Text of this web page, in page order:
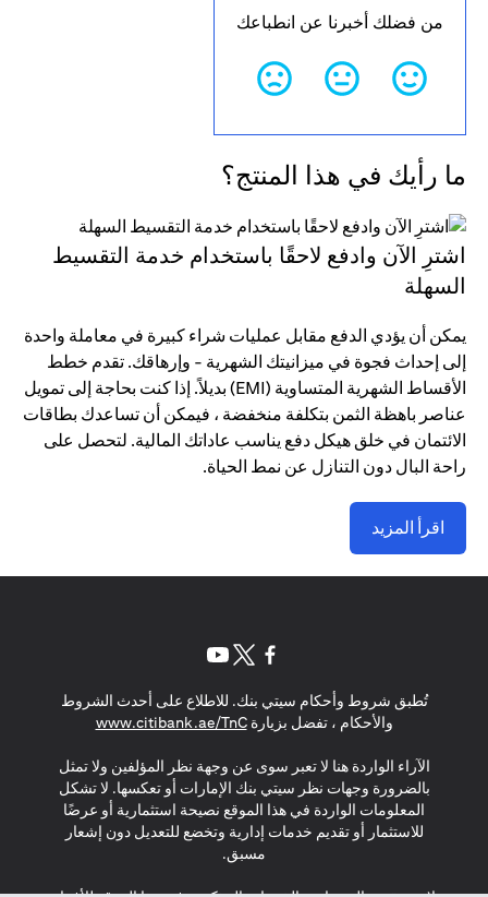
من فضلك أخبرنا عن انطباعك
ما رأيك في هذا المنتج؟
اشترِ الآن وادفع لاحقًا باستخدام خدمة التقسيط
السهلة
يمكن أن يؤدي الدفع مقابل عمليات شراء كبيرة في معاملة واحدة
إلى إحداث فجوة في ميزانيتك الشهرية - وإرهاقك. تقدم خطط
الأقساط الشهرية المتساوية (EMI) بديلاً. إذا كنت بحاجة إلى تمويل
عناصر باهظة الثمن بتكلفة منخفضة ، فيمكن أن تساعدك بطاقات
الائتمان في خلق هيكل دفع يناسب عاداتك المالية. لتحصل على
راحة البال دون التنازل عن نمط الحياة.
اقرأ المزيد
تُطبق شروط وأحكام سيتي بنك. للاطلاع على أحدث الشروط
والأحكام ، تفضل بزيارةwww.citibank.ae/TnC
(opens in a new tab)
الآراء الواردة هنا لا تعبر سوى عن وجهة نظر المؤلفين ولا تمثل
بالضرورة وجهات نظر سيتي بنك الإمارات أو تعكسها. لا تشكل
المعلومات الواردة في هذا الموقع نصيحة استثمارية أو عرضًا
للاستثمار أو تقديم خدمات إدارية وتخضع للتعديل دون إشعار
مسبق.